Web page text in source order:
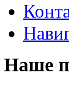
Наше